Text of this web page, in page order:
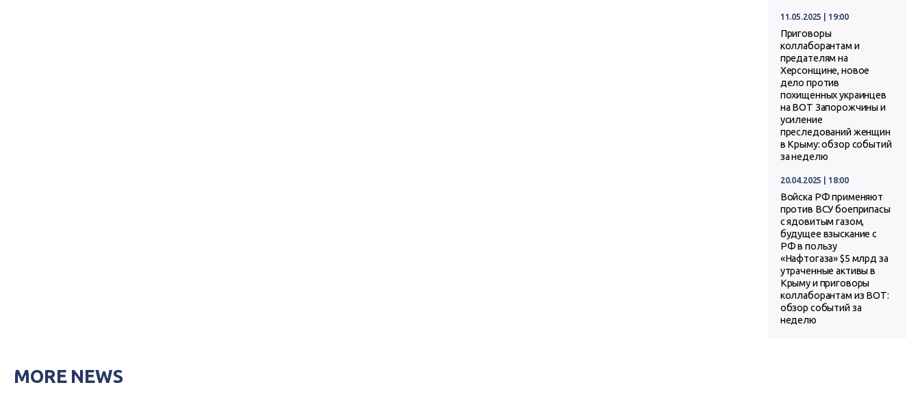
11.05.2025 | 19:00
Приговоры
коллаборантам и
предателям на
Херсонщине, новое
дело против
похищенных украинцев
на ВОТ Запорожчины и
усиление
преследований женщин
в Крыму: обзор событий
за неделю
20.04.2025 | 18:00
Войска РФ применяют
против ВСУ боеприпасы
с ядовитым газом,
будущее взыскание с
РФ в пользу
«Нафтогаза» $5 млрд за
утраченные активы в
Крыму и приговоры
коллаборантам из ВОТ:
обзор событий за
неделю
MORE NEWS